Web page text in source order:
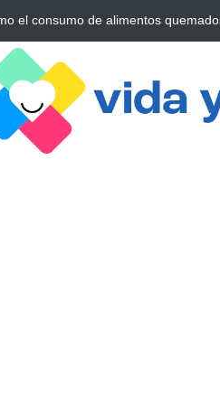
Esencial para Mejorar tu